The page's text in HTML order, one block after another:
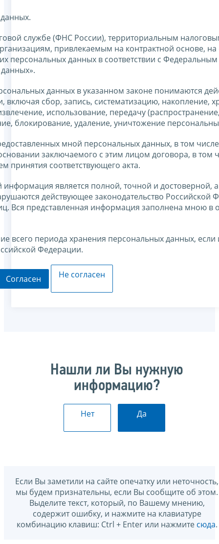
службе (ФНС России), территориальным
привлекаемым на контрактной основе, на
персональных данных в соответствии с
данных в указанном законе понимаются
сбор, запись, систематизацию, накопление,
использование, передачу
блокирование, удаление, уничтожение
мной персональных данных, в том
заключаемого с этим лицом договора, в том
принятия соответствующего акта.
является полной, точной и достоверной,
действующее законодательство Российской
Вся представленная информация заполнена мною в
всего периода хранения персональных данных,
Федерации.
Согласен Не согласен
Нашли ли Вы нужную
информацию?
Нет Да
Если Вы заметили на сайте опечатку или неточность,
мы будем признательны, если Вы сообщите об этом.
Выделите текст, который, по Вашему мнению,
содержит ошибку, и нажмите на клавиатуре
комбинацию клавиш: Ctrl + Enter или нажмите сюда.